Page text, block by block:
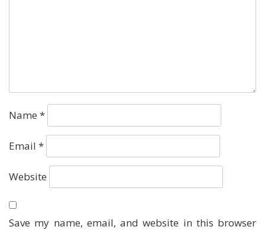
Name *
Email *
Website
Save my name, email, and website in this browser